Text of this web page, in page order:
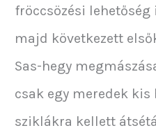
fröccsözési
majd következett
Sas-hegy
csak egy meredek kis
sziklákra kellett